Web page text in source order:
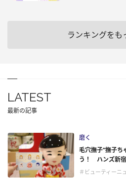
ランキングをも
LATEST
最新の記事
磨く
毛穴撫子“撫子ち
う！ ハンズ新
＃ビューティーニ